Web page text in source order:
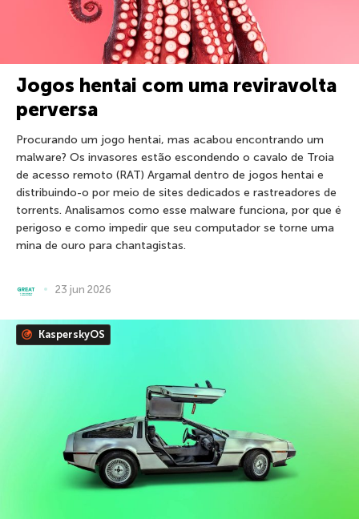
Jogos hentai com uma reviravolta
perversa
Procurando um jogo hentai, mas acabou encontrando um
malware? Os invasores estão escondendo o cavalo de Troia
de acesso remoto (RAT) Argamal dentro de jogos hentai e
distribuindo-o por meio de sites dedicados e rastreadores de
torrents. Analisamos como esse malware funciona, por que é
perigoso e como impedir que seu computador se torne uma
mina de ouro para chantagistas.
23 jun 2026
KasperskyOS